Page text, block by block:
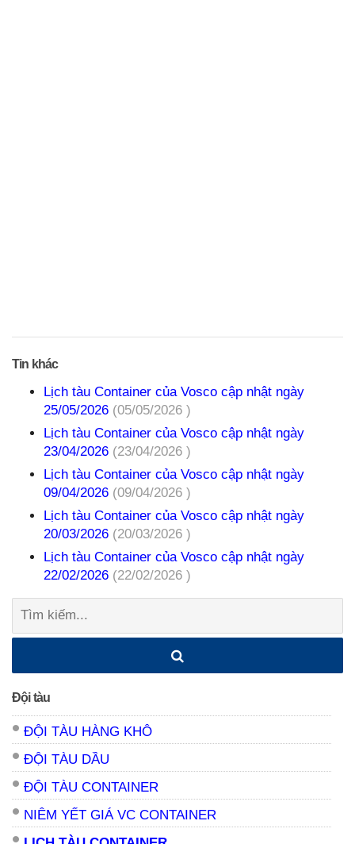
Tin khác
Lịch tàu Container của Vosco cập nhật ngày
25/05/2026 (05/05/2026 )
Lịch tàu Container của Vosco cập nhật ngày
23/04/2026 (23/04/2026 )
Lịch tàu Container của Vosco cập nhật ngày
09/04/2026 (09/04/2026 )
Lịch tàu Container của Vosco cập nhật ngày
20/03/2026 (20/03/2026 )
Lịch tàu Container của Vosco cập nhật ngày
22/02/2026 (22/02/2026 )
Tìm
Đội tàu
ĐỘI TÀU HÀNG KHÔ
ĐỘI TÀU DẦU
ĐỘI TÀU CONTAINER
NIÊM YẾT GIÁ VC CONTAINER